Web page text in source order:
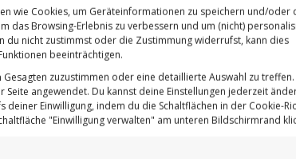
wie Cookies, um Geräteinformationen zu speichern und/oder
das Browsing-Erlebnis zu verbessern und um (nicht)
du nicht zustimmst oder die Zustimmung widerrufst, kann dies
beeinträchtigen.
Gesagten zuzustimmen oder eine detaillierte Auswahl zu treffen.
Seite angewendet. Du kannst deine Einstellungen jederzeit
deiner Einwilligung, indem du die Schaltflächen in der Cookie-
"Einwilligung verwalten" am unteren Bildschirmrand
dunkel kleidet, weil ihr Mann